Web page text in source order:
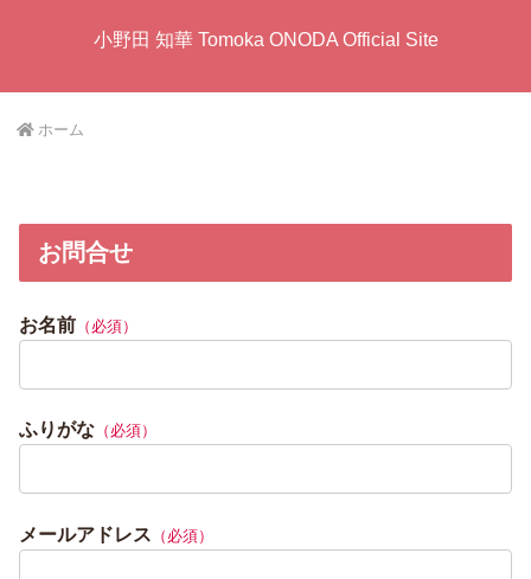
小野田 知華 Tomoka ONODA Official Site
ホーム
お問合せ
お名前 （必須）
ふりがな （必須）
メールアドレス （必須）